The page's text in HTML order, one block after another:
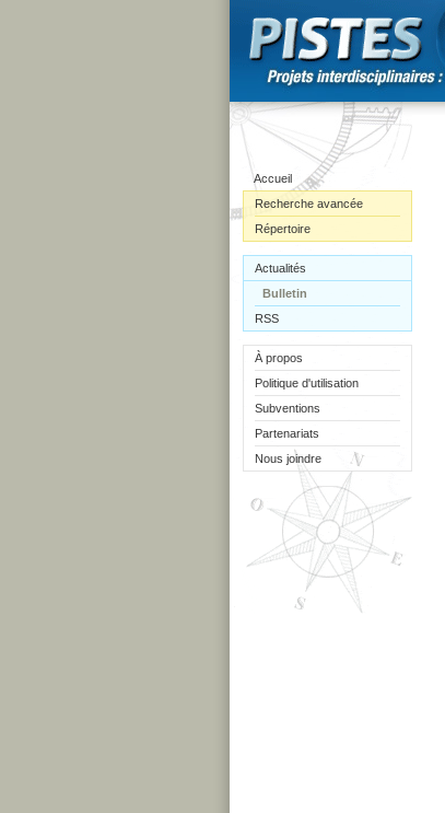
Accueil
Recherche avancée
Répertoire
Actualités
Bulletin
RSS
À propos
Politique d'utilisation
Subventions
Partenariats
Nous joindre